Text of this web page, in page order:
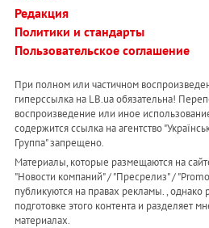
Редакция
Политики и стандарты
Пользовательское соглашение
При полном или частичном
гиперссылка на LB.ua обязательна!
воспроизведение или иное
содержится ссылка на агентство
Группа" запрещено.
Материалы, которые размещаются на
"Новости компаний" / "Пресрелиз" /
публикуются на правах рекламы. , однако
подготовке этого контента и разделяет
материалах.